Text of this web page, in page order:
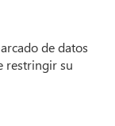
de datos
restringir su